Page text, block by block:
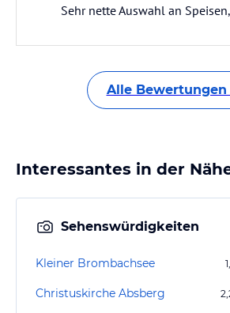
Sehr nette Auswahl an
Alle Bewertungen
Interessantes in der
Sehenswürdigkeiten
Kleiner Brombachsee
Christuskirche Absberg